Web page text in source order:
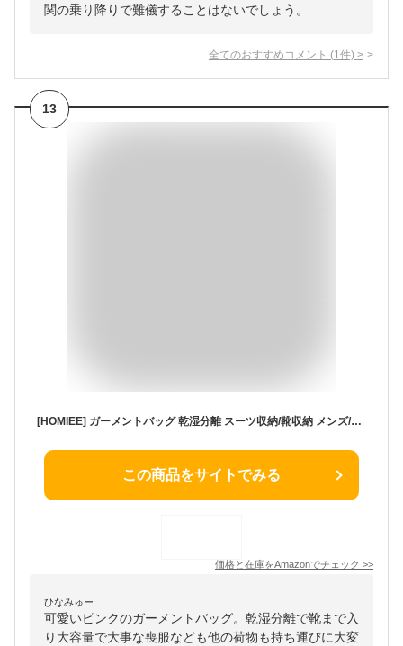
関の乗り降りで難儀することはないでしょう。
全てのおすすめコメント (1 件) >
13
[HOMIEE] ガーメントバッグ 乾湿分離 スーツ収納/靴収納 メンズ/レディース ビジネスバッグ ボストンバッグ 45L 大容量 3WAY スーツバッグ 機内持ち込み 型くずれ防止 3泊4泊 シューズ 折り畳み 出張/旅行など
この商品をサイトでみる
価格と在庫をAmazonでチェック >>
ひなみゅー
可愛いピンクのガーメントバッグ。乾湿分離で靴まで入
り大容量で大事な喪服なども他の荷物も持ち運びに大変